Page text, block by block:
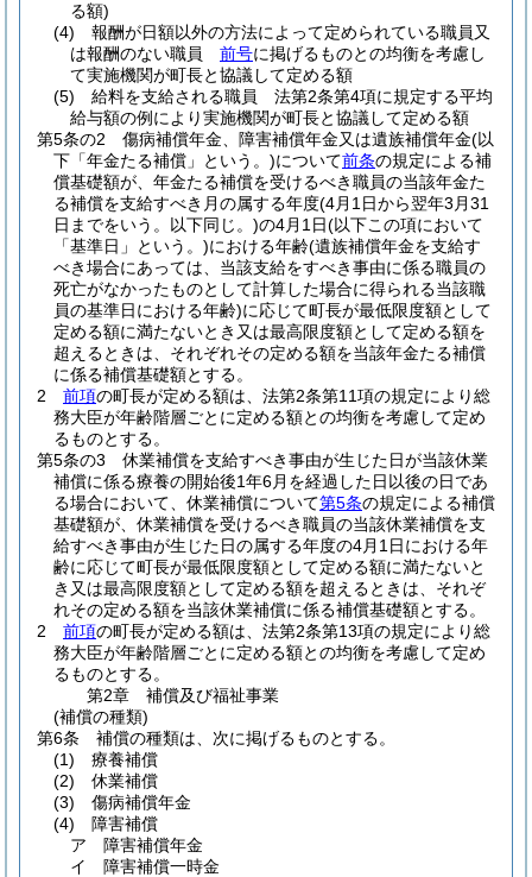
る額)
(4)
報酬が日額以外の方法によって定められている職員又
は報酬のない職員 前号に掲げるものとの均衡を考慮し
て実施機関が町長と協議して定める額
(5)
給料を支給される職員 法第2条第4項に規定する平均
給与額の例により実施機関が町長と協議して定める額
第5条の2
傷病補償年金、障害補償年金又は遺族補償年金(以
下「年金たる補償」という。)について前条の規定による補
償基礎額が、年金たる補償を受けるべき職員の当該年金た
る補償を支給すべき月の属する年度(4月1日から翌年3月31
日までをいう。以下同じ。)の4月1日(以下この項において
「基準日」という。)における年齢(遺族補償年金を支給す
べき場合にあっては、当該支給をすべき事由に係る職員の
死亡がなかったものとして計算した場合に得られる当該職
員の基準日における年齢)に応じて町長が最低限度額として
定める額に満たないとき又は最高限度額として定める額を
超えるときは、それぞれその定める額を当該年金たる補償
に係る補償基礎額とする。
2
前項の町長が定める額は、法第2条第11項の規定により総
務大臣が年齢階層ごとに定める額との均衡を考慮して定め
るものとする。
第5条の3
休業補償を支給すべき事由が生じた日が当該休業
補償に係る療養の開始後1年6月を経過した日以後の日であ
る場合において、休業補償について第5条の規定による補償
基礎額が、休業補償を受けるべき職員の当該休業補償を支
給すべき事由が生じた日の属する年度の4月1日における年
齢に応じて町長が最低限度額として定める額に満たないと
き又は最高限度額として定める額を超えるときは、それぞ
れその定める額を当該休業補償に係る補償基礎額とする。
2
前項の町長が定める額は、法第2条第13項の規定により総
務大臣が年齢階層ごとに定める額との均衡を考慮して定め
るものとする。
第2章
補償及び福祉事業
(補償の種類)
第6条
補償の種類は、次に掲げるものとする。
(1)
療養補償
(2)
休業補償
(3)
傷病補償年金
(4)
障害補償
ア
障害補償年金
イ
障害補償一時金